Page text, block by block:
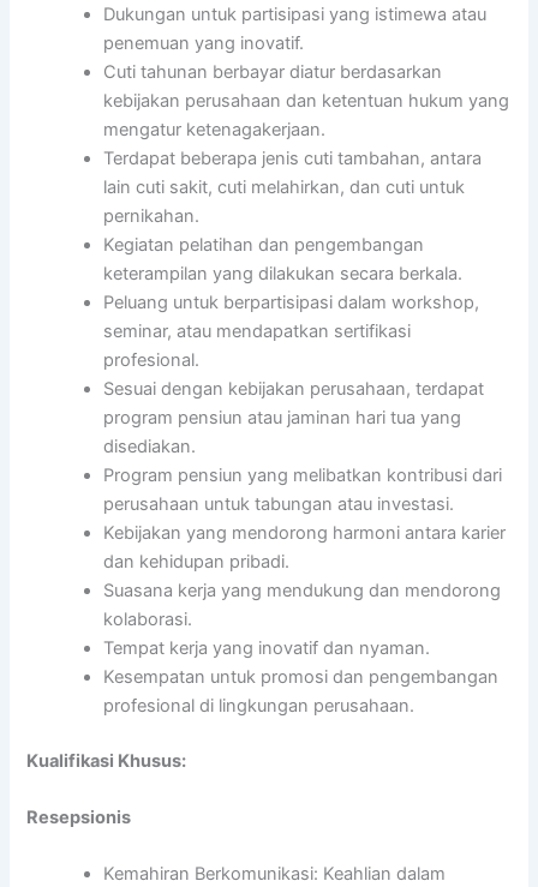
Dukungan untuk partisipasi yang istimewa atau
penemuan yang inovatif.
Cuti tahunan berbayar diatur berdasarkan
kebijakan perusahaan dan ketentuan hukum yang
mengatur ketenagakerjaan.
Terdapat beberapa jenis cuti tambahan, antara
lain cuti sakit, cuti melahirkan, dan cuti untuk
pernikahan.
Kegiatan pelatihan dan pengembangan
keterampilan yang dilakukan secara berkala.
Peluang untuk berpartisipasi dalam workshop,
seminar, atau mendapatkan sertifikasi
profesional.
Sesuai dengan kebijakan perusahaan, terdapat
program pensiun atau jaminan hari tua yang
disediakan.
Program pensiun yang melibatkan kontribusi dari
perusahaan untuk tabungan atau investasi.
Kebijakan yang mendorong harmoni antara karier
dan kehidupan pribadi.
Suasana kerja yang mendukung dan mendorong
kolaborasi.
Tempat kerja yang inovatif dan nyaman.
Kesempatan untuk promosi dan pengembangan
profesional di lingkungan perusahaan.
Kualifikasi Khusus:
Resepsionis
Kemahiran Berkomunikasi: Keahlian dalam